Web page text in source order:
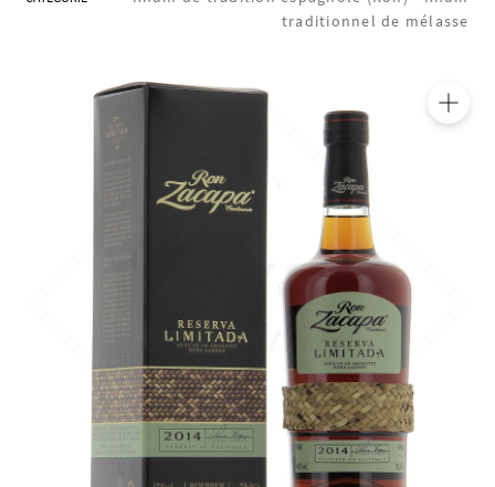
traditionnel de mélasse